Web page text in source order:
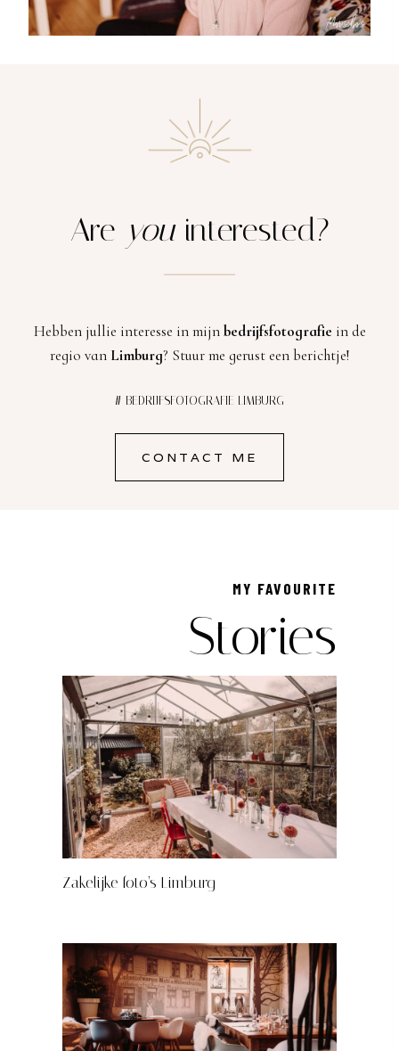
Are youinterested?
Hebben jullie interesse in mijnbedrijfsfotografie in de
regio van Limburg? Stuur me gerust een berichtje!
# BEDRIJFSFOTOGRAFIE LIMBURG
CONTACT ME
MY FAVOURITE
Stories
Zakelijke foto’s Limburg